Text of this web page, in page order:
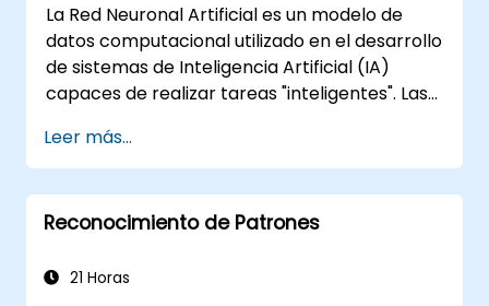
La Red Neuronal Artificial es un modelo de
datos computacional utilizado en el desarrollo
de sistemas de Inteligencia Artificial (IA)
capaces de realizar tareas "inteligentes". Las
aplicaciones de Aprendizaje Automático (ML),
que a su vez son una implementación de la IA.
El Aprendizaje Profundo es un subconjunto del
ML.
Leer más...
Reconocimiento de Patrones
21 Horas